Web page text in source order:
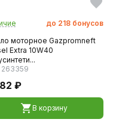
до 218 бонусов
моторное Gazpromneft
Extra 10W40
₽
В корзину